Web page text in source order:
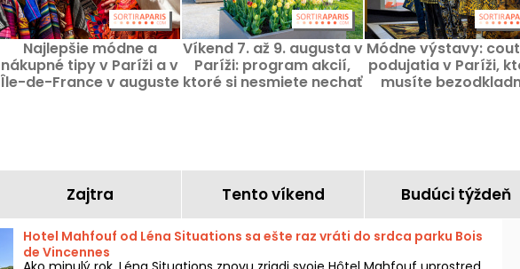
Najlepšie módne a
nákupné tipy v Paríži a v
Île-de-France v auguste
Víkend 7. až 9. augusta v
Paríži: program akcií,
ktoré si nesmiete nechať
Módne výstavy:
podujatia v Paríži,
musíte
Zajtra Tento víkend Budúci týždeň
Hotel Mahfouf od Léna Situations sa ešte raz vráti do srdca parku Bois
de Vincennes